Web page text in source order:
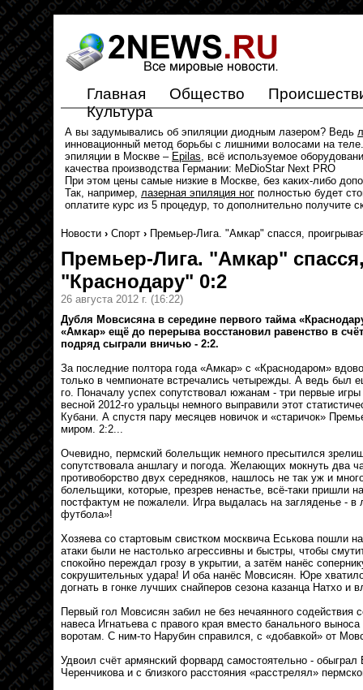
Главная Общество
Культура
А вы задумывались об эпиляции диодным лазером? Ведь
инновационный метод борьбы с лишними волосами на
эпиляции в Москве – Epilas, всё используемое
качества производства Германии: MeDioStar Next PRO
При этом цены самые низкие в Москве, без каких-либо
Так, например, лазерная эпиляция ног полностью будет
оплатите курс из 5 процедур, то дополнительно получите
Новости › Спорт › Премьер-Лига. "Амкар" спасся,
Премьер-Лига. "Амкар"
"Краснодару" 0:2
26 августа 2012 г. (16:22)
Дубля Мовсисяна в середине первого тайма
«Амкар» ещё до перерыва восстановил равенство в
подряд сыграли вничью - 2:2.
За последние полтора года «Амкар» с «Краснодаром»
только в чемпионате встречались четырежды. А ведь был
го. Поначалу успех сопутствовал южанам - три первые
весной 2012-го уральцы немного выправили этот
Кубани. А спустя пару месяцев новичок и «старичок»
миром. 2:2...
Очевидно, пермский болельщик немного пресытился
сопутствовала аншлагу и погода. Желающих мокнуть два
противоборство двух середняков, нашлось не так уж и
болельщики, которые, презрев ненастье, всё-таки пришли
постфактум не пожалели. Игра выдалась на загляденье - в
футбола»!
Хозяева со стартовым свистком москвича Еськова пошли
атаки были не настолько агрессивны и быстры, чтобы
спокойно переждал грозу в укрытии, а затём нанёс
сокрушительных удара! И оба нанёс Мовсисян. Юре
догнать в гонке лучших снайперов сезона казанца Натхо и
Первый гол Мовсисян забил не без нечаянного содействия
навеса Игнатьева с правого края вместо банального
воротам. С ним-то Нарубин справился, с «добавкой» от
Удвоил счёт армянский форвард самостоятельно -
Черенчикова и с близкого расстояния «расстрелял»